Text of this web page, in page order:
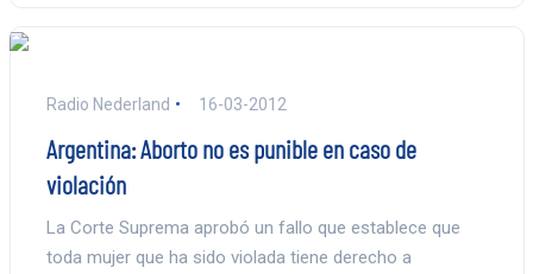
Radio Nederland 16-03-2012
Argentina: Aborto no es punible en caso de
violación
La Corte Suprema aprobó un fallo que establece que
toda mujer que ha sido violada tiene derecho a